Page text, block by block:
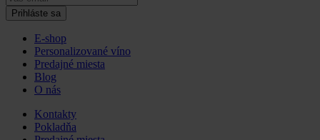
E-shop
Personalizované víno
Predajné miesta
Blog
O nás
Kontakty
Pokladňa